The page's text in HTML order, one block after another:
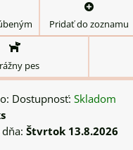
Pridať do zoznamu
pes
Dostupnosť: Skladom
Štvrtok 13.8.2026